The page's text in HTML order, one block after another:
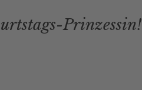
Prinzessin!